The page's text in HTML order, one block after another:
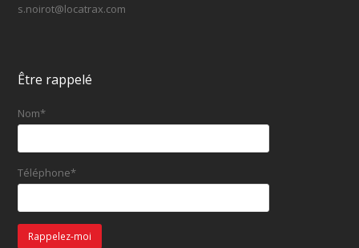
s.noirot@locatrax.com
Être rappelé
Nom*
Téléphone*